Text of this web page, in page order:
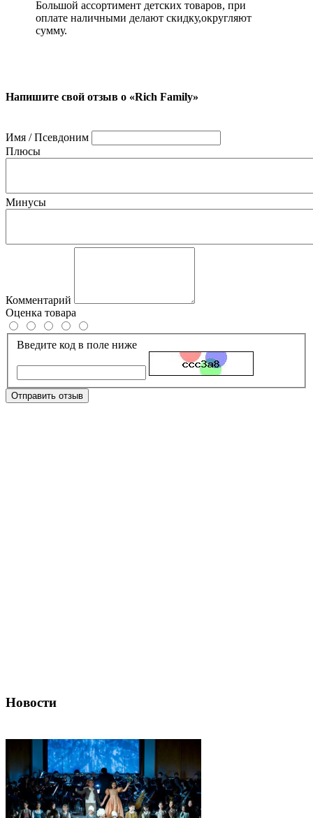
Большой ассортимент детских товаров, при
оплате наличными делают скидку,округляют
сумму.
Напишите свой отзыв о «Rich Family»
Имя / Псевдоним
Плюсы
Минусы
Комментарий
Оценка товара
Введите код в поле ниже
Отправить отзыв
Новости